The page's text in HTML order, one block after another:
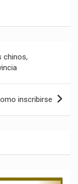
chinos,
inscribirse